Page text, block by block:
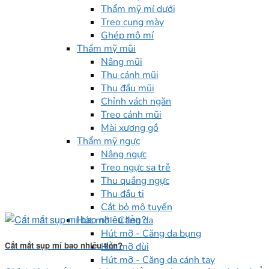
Thẩm mỹ mí dưới
Treo cung mày
Ghép mô mí
Thẩm mỹ mũi
Nâng mũi
Thu cánh mũi
Thu đầu mũi
Chỉnh vách ngăn
Treo cánh mũi
Mài xương gồ
Thẩm mỹ ngực
Nâng ngực
Treo ngực sa trễ
Thu quầng ngực
Thu đầu ti
Cắt bỏ mô tuyến
Hút mỡ - Căng da
Hút mỡ - Căng da bụng
Hút mỡ đùi
Hút mỡ - Căng da cánh tay
Cắt mắt sụp mí bao nhiêu tiền?